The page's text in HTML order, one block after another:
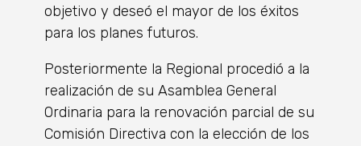
objetivo y deseó el mayor de los éxitos
para los planes futuros.
Posteriormente la Regional procedió a la
realización de su Asamblea General
Ordinaria para la renovación parcial de su
Comisión Directiva con la elección de los